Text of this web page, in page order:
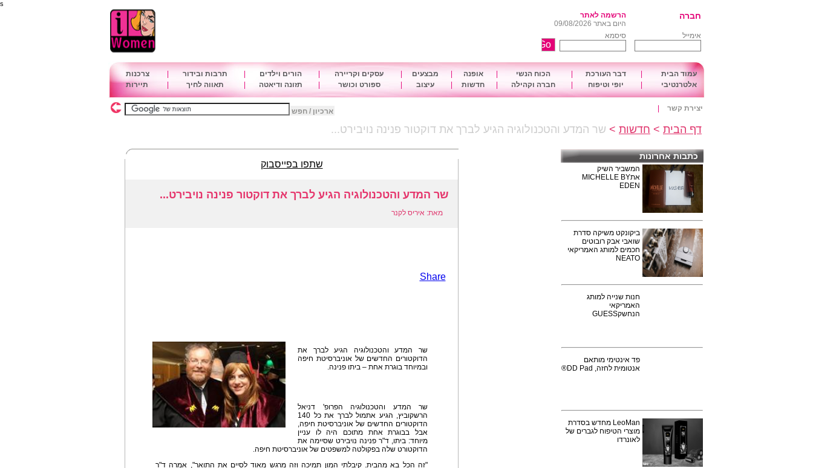
s
חברה
הרשמה לאתר
היום באתר 09/08/2026
אימייל
סיסמא
עמוד הבית דבר העורכת הכוח הנשי אופנה מבצעים עסקים וקריירה הורים וילדים תרבות ובידור
צרכנות
אלטרנטיבי
יופי וטיפוח חברה וקהילה חדשות עיצוב ספורט וכושר תזונה ודיאטה תאווה לחיך תיירות
יצירת קשר ארכיון / חפש
דף הבית > חדשות > שר המדע והטכנולוגיה הגיע לברך את דוקטור פנינה נויבירט...
כתבות אחרונות
המשביר השיק
אתMICHELLE BY
EDEN
ביקונקט משיקה סדרת
שואבי אבק רובוטים
חכמים למותג האמריקאי
NEATO
חנות שנייה למותג
האמריקאי
הנחשקGUESS
פד אינטימי מותאם
אנטומית לחזה, DD Pad®
LeoMan מחדש בסדרת
מוצרי הטיפוח לגברים של
לאונרדו
שתפו בפייסבוק
שר המדע והטכנולוגיה הגיע לברך את דוקטור פנינה נויבירט...
מאת: איריס לקנר
Share
שר המדע והטכנולוגיה הגיע לברך את
הדוקטורים החדשים של אוניברסיטת חיפה
ובמיוחד בוגרת אחת – ביתו פנינה.
שר המדע והטכנולוגיה הפרופ' דניאל
הרשקוביץ, הגיע אתמול לברך את כל 140
הדוקטורים החדשים של אוניברסיטת חיפה,
אבל בבוגרת אחת מתוכם היה לו עניין
מיוחד: ביתו, ד"ר פנינה נויבירט שסיימה את
הדוקטורט שלה בפקולטה למשפטים של אוניברסיטת חיפה.
"זה הכל בא מהבית. קיבלתי המון תמיכה וזה מרגש מאוד לסיים את התואר", אמרה ד"ר